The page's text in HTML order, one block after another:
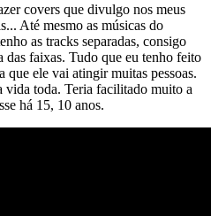
covers que divulgo nos meus
Até mesmo as músicas do
as tracks separadas, consigo
das faixas. Tudo que eu tenho feito
que ele vai atingir muitas pessoas.
vida toda. Teria facilitado muito a
há 15, 10 anos.